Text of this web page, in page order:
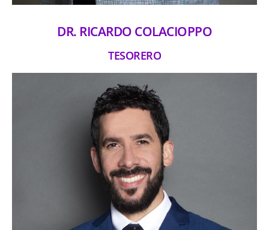
DR. RICARDO COLACIOPPO
TESORERO